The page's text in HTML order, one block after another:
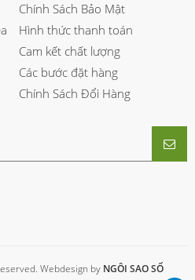
Chính Sách Bảo Mật
Hình thức thanh toán
Cam kết chất lượng
Các bước đặt hàng
Chính Sách Đổi Hàng
Webdesign by NGÔI SAO SỐ